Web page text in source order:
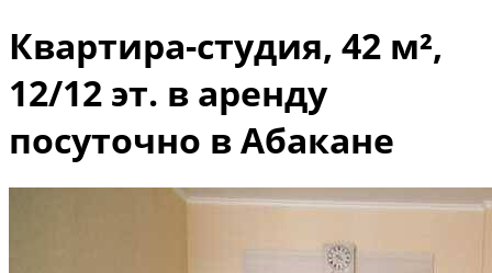
Квартира-студия, 42 м²,
12/12 эт. в аренду
посуточно в Абакане